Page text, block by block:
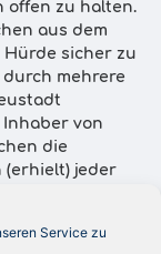
Service zu
offen zu halten.
aus dem
sicher zu
mehrere
von
die
(erhielt) jeder
e.V., dessen